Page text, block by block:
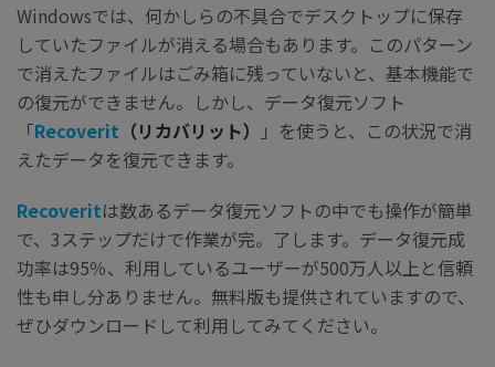
Windowsでは、何かしらの不具合でデスクトップに保存
していたファイルが消える場合もあります。このパターン
で消えたファイルはごみ箱に残っていないと、基本機能で
の復元ができません。しかし、データ復元ソフト
「Recoverit （リカバリット）
」を使うと、この状況で消
えたデータを復元できます。
Recoveritは数あるデータ復元ソフトの中でも操作が簡単
で、3ステップだけで作業が完。了します。データ復元成
功率は95％、利用しているユーザーが500万人以上と信頼
性も申し分ありません。 無料版も提供されていますので、
ぜひダウンロードして利用してみてください。